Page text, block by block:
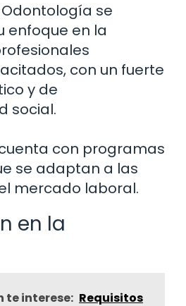
se
enfoque en la
con un fuerte
y de
social.
con programas
se adaptan a las
mercado laboral.
en la
te interese: Requisitos